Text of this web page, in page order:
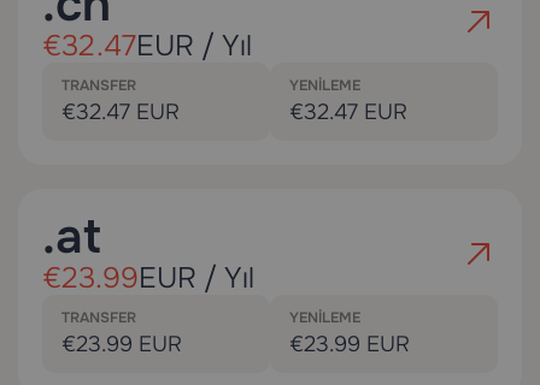
€32.47EUR / Yıl
TRANSFER
€32.47 EUR
YENILEME
€32.47 EUR
.at
€23.99EUR / Yıl
TRANSFER
€23.99 EUR
YENILEME
€23.99 EUR